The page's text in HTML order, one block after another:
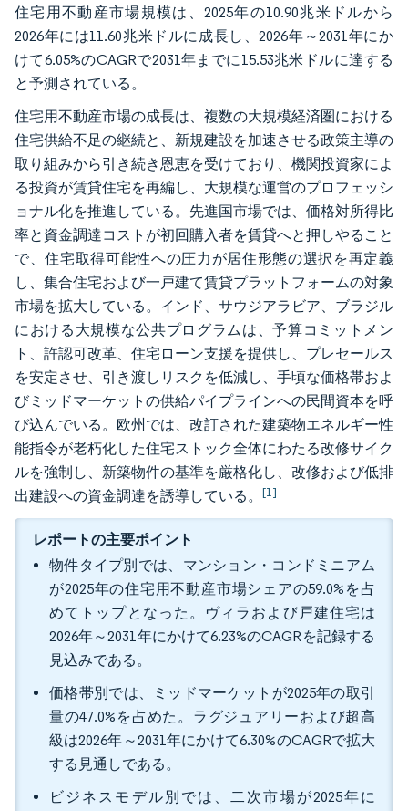
住宅用不動産市場規模は、2025年の10.90兆米ドルから
2026年には11.60兆米ドルに成長し、2026年～2031年にか
けて6.05%のCAGRで2031年までに15.53兆米ドルに達する
と予測されている。
住宅用不動産市場の成長は、複数の大規模経済圏における
住宅供給不足の継続と、新規建設を加速させる政策主導の
取り組みから引き続き恩恵を受けており、機関投資家によ
る投資が賃貸住宅を再編し、大規模な運営のプロフェッシ
ョナル化を推進している。先進国市場では、価格対所得比
率と資金調達コストが初回購入者を賃貸へと押しやること
で、住宅取得可能性への圧力が居住形態の選択を再定義
し、集合住宅および一戸建て賃貸プラットフォームの対象
市場を拡大している。インド、サウジアラビア、ブラジル
における大規模な公共プログラムは、予算コミットメン
ト、許認可改革、住宅ローン支援を提供し、プレセールス
を安定させ、引き渡しリスクを低減し、手頃な価格帯およ
びミッドマーケットの供給パイプラインへの民間資本を呼
び込んでいる。欧州では、改訂された建築物エネルギー性
能指令が老朽化した住宅ストック全体にわたる改修サイク
ルを強制し、新築物件の基準を厳格化し、改修および低排
出建設への資金調達を誘導している。 [1]
レポートの主要ポイント
物件タイプ別では、マンション・コンドミニアム
が2025年の住宅用不動産市場シェアの59.0%を占
めてトップとなった。ヴィラおよび戸建住宅は
2026年～2031年にかけて6.23%のCAGRを記録する
見込みである。
価格帯別では、ミッドマーケットが2025年の取引
量の47.0%を占めた。ラグジュアリーおよび超高
級は2026年～2031年にかけて6.30%のCAGRで拡大
する見通しである。
ビジネスモデル別では、二次市場が2025年に